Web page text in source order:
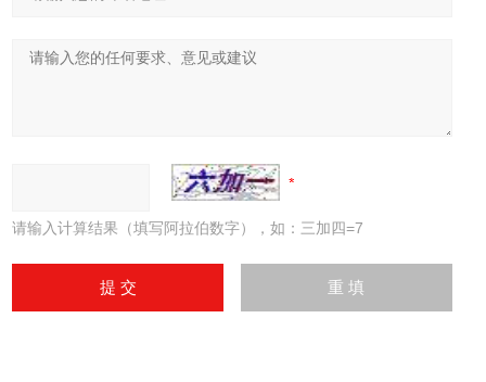
请输入计算结果（填写阿拉伯数字），如：三加四=7